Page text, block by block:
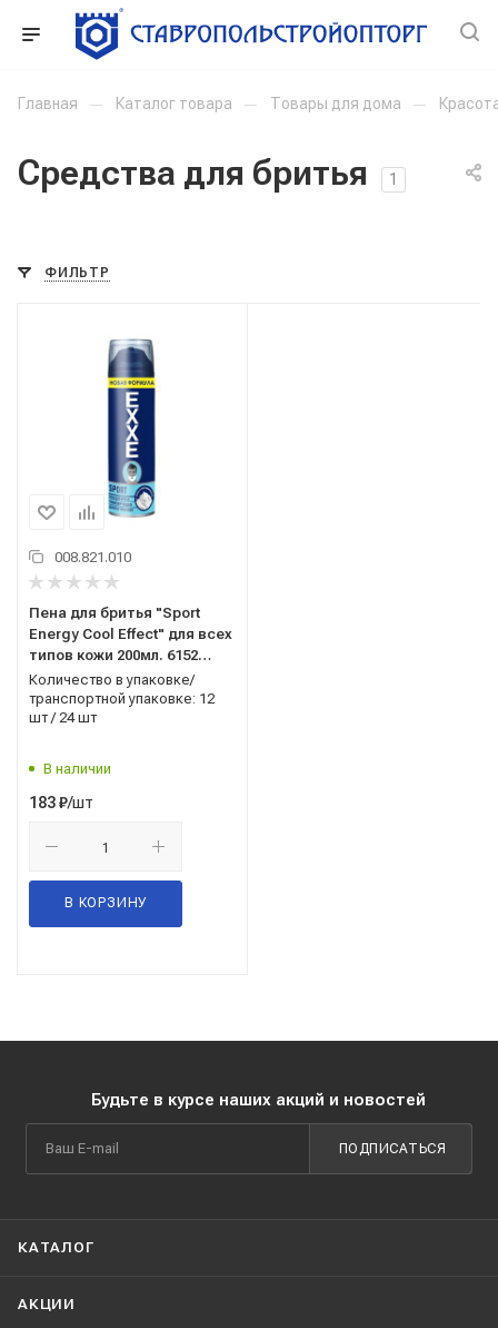
Главная — Каталог товара — Товары для дома —
Средства для бритья 1
ФИЛЬТР
008.821.010
Пена для бритья "Sport
Energy Cool Effect" для всех
типов кожи 200мл. 6152
EXXE
Количество в упаковке/
транспортной упаковке: 12
шт / 24 шт
В наличии
183₽/шт
В КОРЗИНУ
Будьте в курсе наших акций и новостей
ПОДПИСАТЬСЯ
КАТАЛОГ
АКЦИИ